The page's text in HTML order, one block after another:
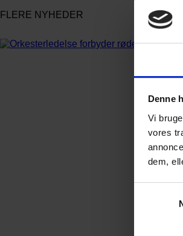
Denne
Vi
vores
dem,
FLERE NYHEDER